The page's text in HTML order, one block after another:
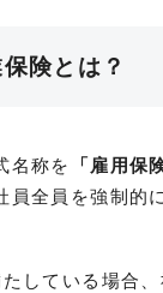
険とは？
名称を 「雇用保
員全員を強制的
している場合